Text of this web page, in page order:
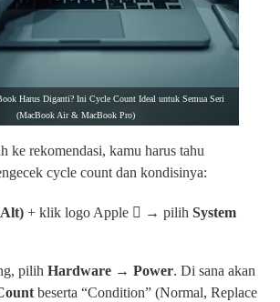
Harus Diganti? Ini Cycle Count Ideal untuk Semua Seri
(MacBook Air & MacBook Pro)
ke rekomendasi, kamu harus tahu
cycle count dan kondisinya:
+ klik logo Apple  → pilih System
pilih Hardware → Power. Di sana akan
beserta “Condition” (Normal, Replace